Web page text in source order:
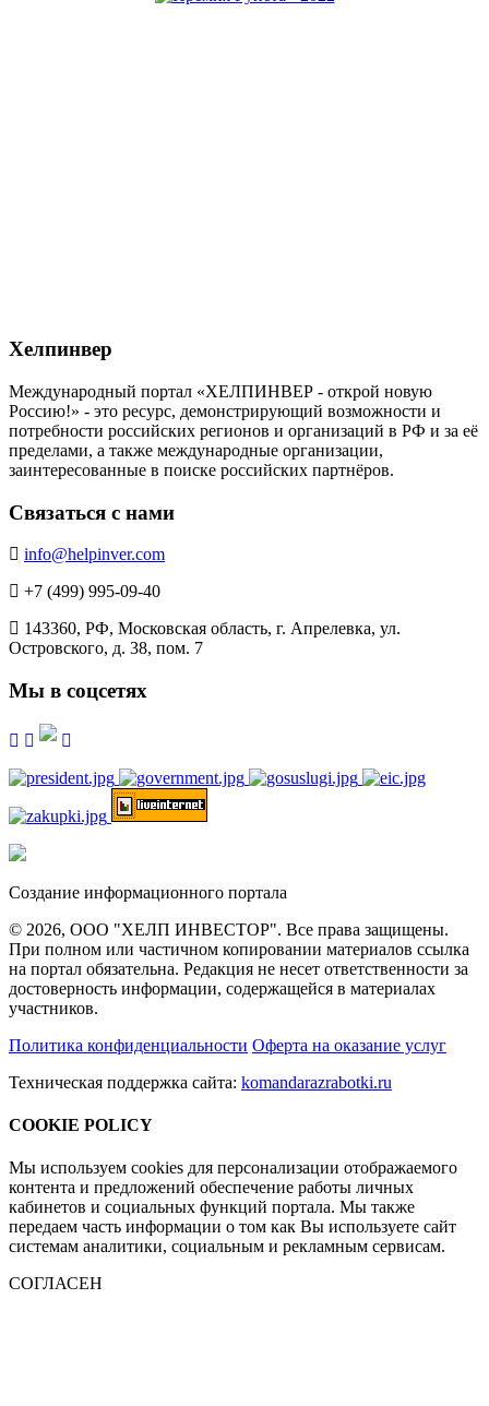
Хелпинвер
Международный портал «ХЕЛПИНВЕР - открой новую
Россию!» - это ресурс, демонстрирующий возможности и
потребности российских регионов и организаций в РФ и за её
пределами, а также международные организации,
заинтересованные в поиске российских партнёров.
Связаться с нами
info@helpinver.com
+7 (499) 995-09-40
143360, РФ, Московская область, г. Апрелевка, ул.
Островского, д. 38, пом. 7
Мы в соцсетях
Создание информационного портала
© 2026, ООО "ХЕЛП ИНВЕСТОР". Все права защищены.
При полном или частичном копировании материалов ссылка
на портал обязательна. Редакция не несет ответственности за
достоверность информации, содержащейся в материалах
участников.
Политика конфиденциальности Оферта на оказание услуг
Техническая поддержка сайта: komandarazrabotki.ru
COOKIE POLICY
Мы используем cookies для персонализации отображаемого
контента и предложений обеспечение работы личных
кабинетов и социальных функций портала. Мы также
передаем часть информации о том как Вы используете сайт
системам аналитики, социальным и рекламным сервисам.
СОГЛАСЕН